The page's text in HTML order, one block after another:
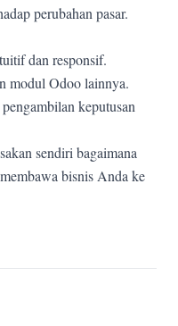
perubahan pasar.
dan responsif.
modul Odoo lainnya.
keputusan
sendiri bagaimana
bisnis Anda ke